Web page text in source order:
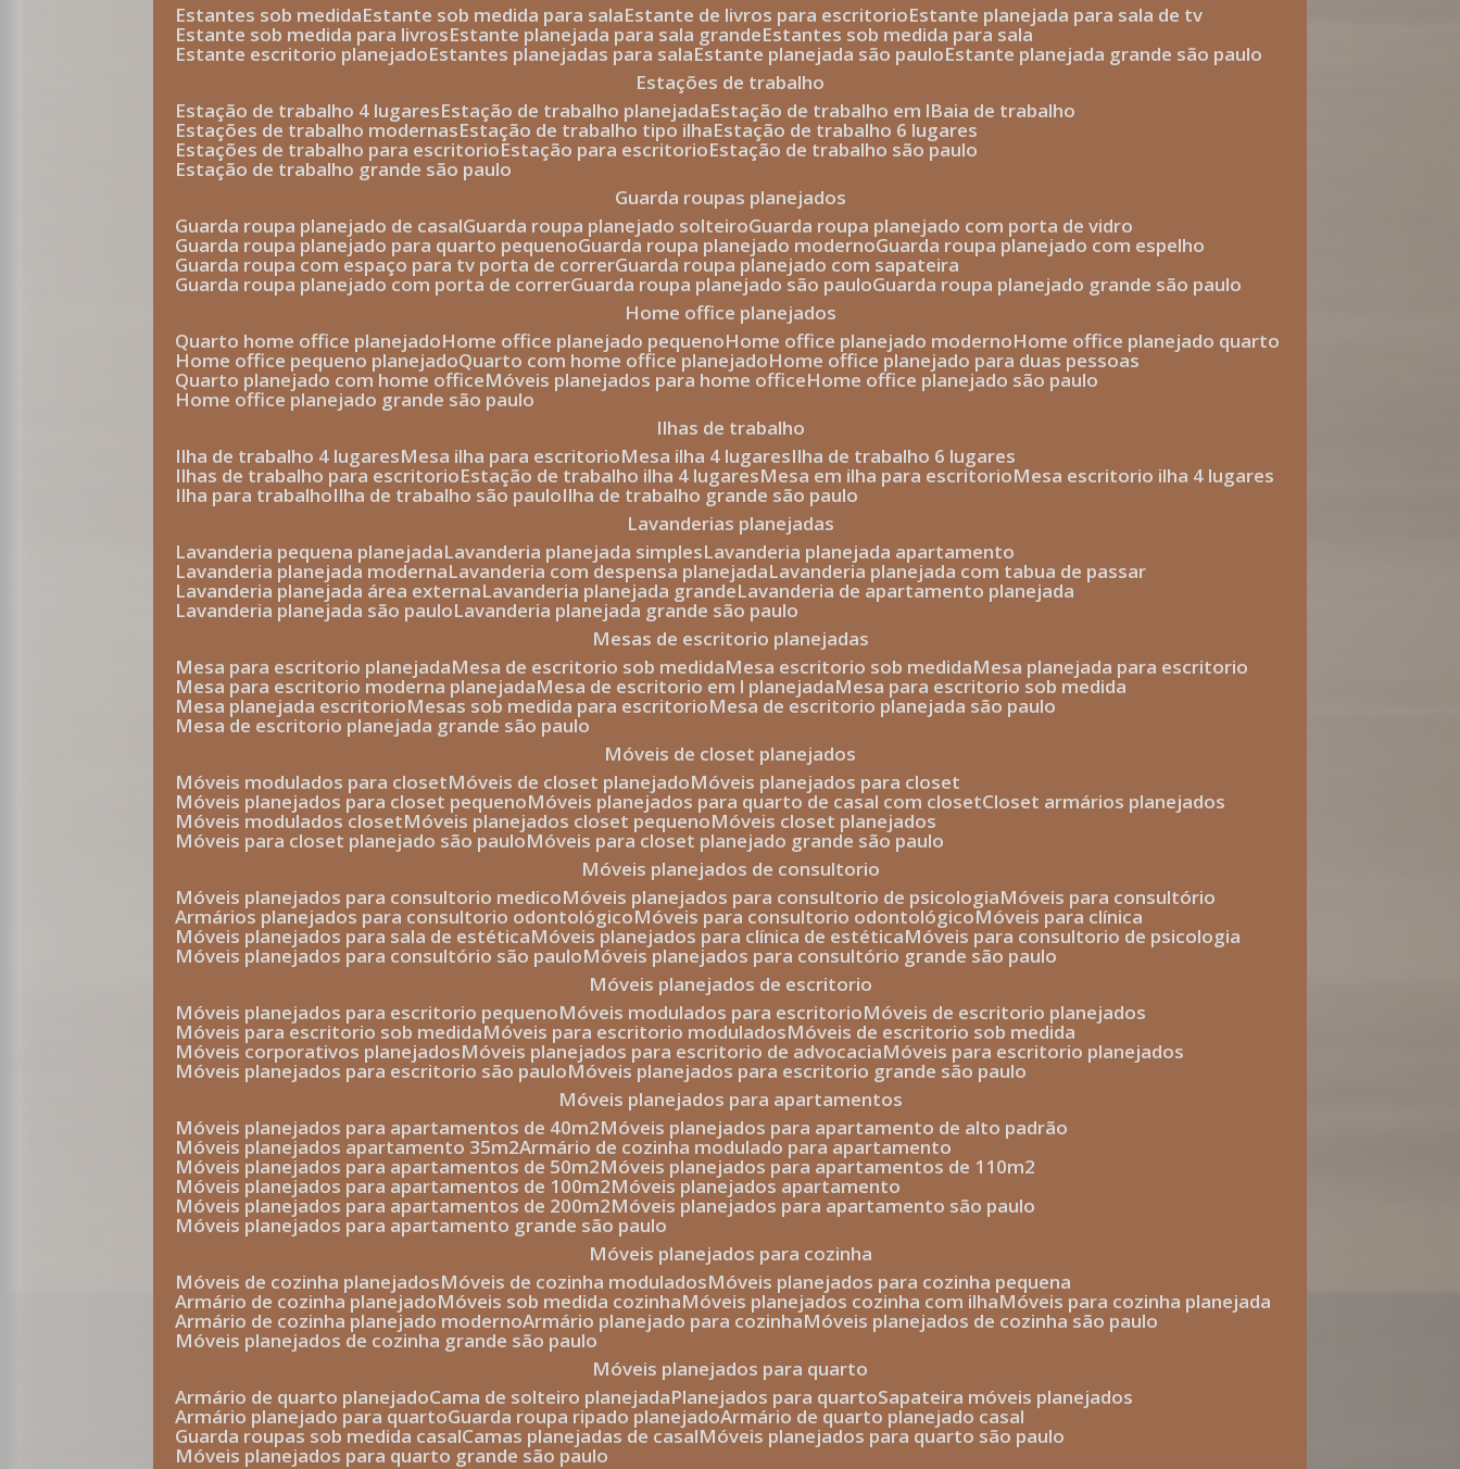
estantes sob medida estante sob medida para sala estante de livros para escritorio estante planejada para sala de tv
estante sob medida para livros estante planejada para sala grande estantes sob medida para sala
estante escritorio planejado estantes planejadas para sala estante planejada são paulo estante planejada grande são paulo
estações de trabalho
estação de trabalho 4 lugares estação de trabalho planejada estação de trabalho em l baia de trabalho
estações de trabalho modernas estação de trabalho tipo ilha estação de trabalho 6 lugares
estações de trabalho para escritorio estação para escritorio estação de trabalho são paulo
estação de trabalho grande são paulo
guarda roupas planejados
guarda roupa planejado de casal
guarda roupa planejado solteiro guarda roupa planejado com porta de vidro
guarda roupa planejado para quarto pequeno guarda roupa planejado moderno guarda roupa planejado com espelho
guarda roupa com espaço para tv porta de correr guarda roupa planejado com sapateira
guarda roupa planejado com porta de correr guarda roupa planejado são paulo
guarda roupa planejado grande são paulo
home office planejados
quarto home office planejado
home office planejado pequeno home office planejado moderno home office planejado quarto
home office pequeno planejado quarto com home office planejado home office planejado para duas pessoas
quarto planejado com home office móveis planejados para home office home office planejado são paulo
home office planejado grande são paulo
ilhas de trabalho
ilha de trabalho 4 lugares
mesa ilha para escritorio mesa ilha 4 lugares ilha de trabalho 6 lugares
ilhas de trabalho para escritorio estação de trabalho ilha 4 lugares mesa em ilha para escritorio mesa escritorio ilha 4 lugares
ilha para trabalho ilha de trabalho são paulo ilha de trabalho grande são paulo
lavanderias planejadas
lavanderia pequena planejada lavanderia planejada simples lavanderia planejada apartamento
lavanderia planejada moderna lavanderia com despensa planejada lavanderia planejada com tabua de passar
lavanderia planejada área externa lavanderia planejada grande lavanderia de apartamento planejada
lavanderia planejada são paulo lavanderia planejada grande são paulo
mesas de escritorio planejadas
mesa para escritorio planejada
mesa de escritorio sob medida mesa escritorio sob medida mesa planejada para escritorio
mesa para escritorio moderna planejada mesa de escritorio em l planejada mesa para escritorio sob medida
mesa planejada escritorio mesas sob medida para escritorio mesa de escritorio planejada são paulo
mesa de escritorio planejada grande são paulo
móveis de closet planejados
móveis modulados para closet
móveis de closet planejado móveis planejados para closet
móveis planejados para closet pequeno móveis planejados para quarto de casal com closet closet armários planejados
móveis modulados closet móveis planejados closet pequeno móveis closet planejados
móveis para closet planejado são paulo
móveis para closet planejado grande são paulo
móveis planejados de consultorio
móveis planejados para consultorio medico
móveis planejados para consultorio de psicologia móveis para consultório
armários planejados para consultorio odontológico móveis para consultorio odontológico móveis para clínica
móveis planejados para sala de estética móveis planejados para clínica de estética móveis para consultorio de psicologia
móveis planejados para consultório são paulo
móveis planejados para consultório grande são paulo
móveis planejados de escritorio
móveis planejados para escritorio pequeno
móveis modulados para escritorio móveis de escritorio planejados
móveis para escritorio sob medida móveis para escritorio modulados móveis de escritorio sob medida
móveis corporativos planejados móveis planejados para escritorio de advocacia móveis para escritorio planejados
móveis planejados para escritorio são paulo
móveis planejados para escritorio grande são paulo
móveis planejados para apartamentos
móveis planejados para apartamentos de 40m2
móveis planejados para apartamento de alto padrão
móveis planejados apartamento 35m2 armário de cozinha modulado para apartamento
móveis planejados para apartamentos de 50m2 móveis planejados para apartamentos de 110m2
móveis planejados para apartamentos de 100m2 móveis planejados apartamento
móveis planejados para apartamentos de 200m2 móveis planejados para apartamento são paulo
móveis planejados para apartamento grande são paulo
móveis planejados para cozinha
móveis de cozinha planejados
móveis de cozinha modulados móveis planejados para cozinha pequena
armário de cozinha planejado móveis sob medida cozinha móveis planejados cozinha com ilha móveis para cozinha planejada
armário de cozinha planejado moderno armário planejado para cozinha móveis planejados de cozinha são paulo
móveis planejados de cozinha grande são paulo
móveis planejados para quarto
armário de quarto planejado cama de solteiro planejada planejados para quarto sapateira móveis planejados
armário planejado para quarto guarda roupa ripado planejado armário de quarto planejado casal
guarda roupas sob medida casal camas planejadas de casal móveis planejados para quarto são paulo
móveis planejados para quarto grande são paulo